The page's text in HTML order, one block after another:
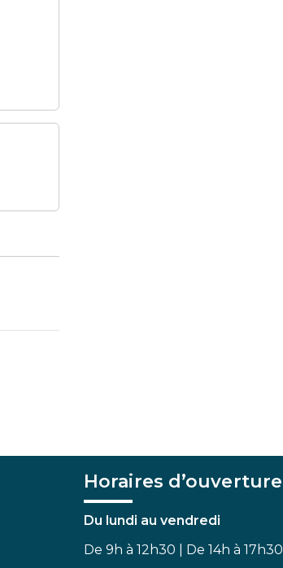
Horaires d’ouverture
Du lundi au vendredi
De 9h à 12h30 | De 14h à 17h30